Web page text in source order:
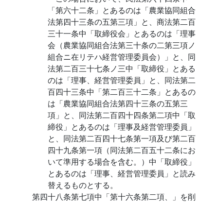
「第六十二条」とあるのは「農業協同組合
法第四十三条の五第三項」と、商法第二百
三十一条中「取締役会」とあるのは「理事
会（農業協同組合法第三十条の二第三項ノ
組合ニ在リテハ経営管理委員会）」と、同
法第二百三十七条ノ三中「取締役」とある
のは「理事、経営管理委員」と、同法第二
百四十三条中「第二百三十二条」とあるの
は「農業協同組合法第四十三条の五第三
項」と、同法第二百四十四条第二項中「取
締役」とあるのは「理事及経営管理委員」
と、同法第二百四十七条第一項及び第二百
四十九条第一項（同法第二百五十二条にお
いて準用する場合を含む。）中「取締役」
とあるのは「理事、経営管理委員」と読み
替えるものとする。
第四十八条第七項中「第十六条第二項、」を削